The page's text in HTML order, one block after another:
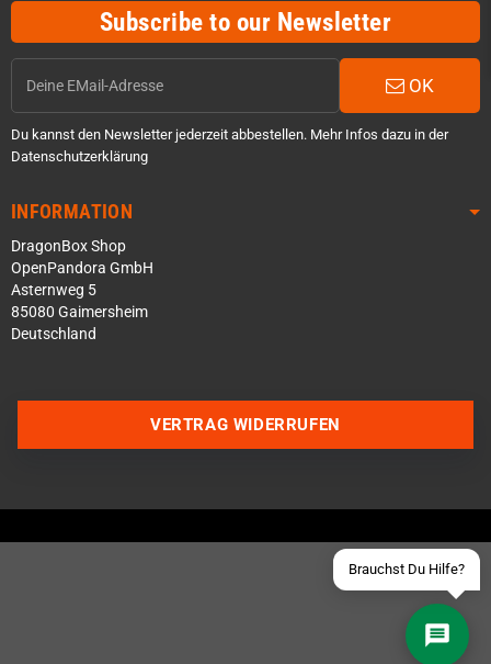
Subscribe to our Newsletter
OK
Du kannst den Newsletter jederzeit abbestellen. Mehr Infos dazu in der
Datenschutzerklärung
INFORMATION
DragonBox Shop
OpenPandora GmbH
Asternweg 5
85080 Gaimersheim
Deutschland
Brauchst Du Hilfe?
Schick uns eine eMail
VERTRAG WIDERRUFEN